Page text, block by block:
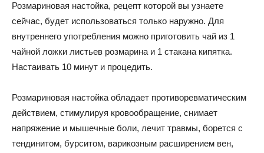
Розмариновая настойка, рецепт которой вы узнаете
сейчас, будет использоваться только наружно. Для
внутреннего употребления можно приготовить чай из 1
чайной ложки листьев розмарина и 1 стакана кипятка.
Настаивать 10 минут и процедить.
Розмариновая настойка обладает противоревматическим
действием, стимулируя кровообращение, снимает
напряжение и мышечные боли, лечит травмы, борется с
тендинитом, бурситом, варикозным расширением вен,